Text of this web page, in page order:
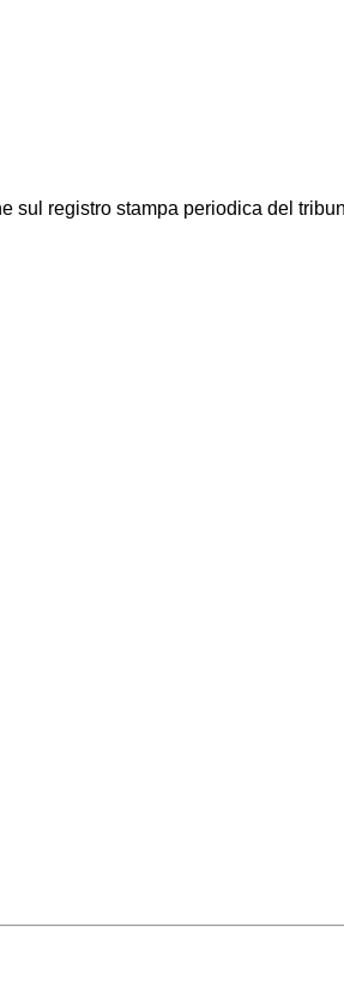
sul registro stampa periodica del